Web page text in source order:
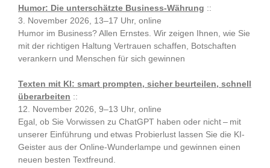
Humor: Die unterschätzte Business-Währung ::
3. November 2026, 13–17 Uhr, online
Humor im Business? Allen Ernstes. Wir zeigen Ihnen, wie Sie
mit der richtigen Haltung Vertrauen schaffen, Botschaften
verankern und Menschen für sich gewinnen
Texten mit KI: smart prompten, sicher beurteilen, schnell
überarbeiten ::
12. November 2026, 9–13 Uhr, online
Egal, ob Sie Vorwissen zu ChatGPT haben oder nicht – mit
unserer Einführung und etwas Probierlust lassen Sie die KI-
Geister aus der Online-Wunderlampe und gewinnen einen
neuen besten Textfreund.